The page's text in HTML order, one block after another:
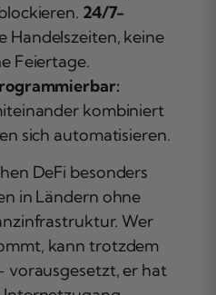
24/7-
Handelszeiten, keine
Feiertage.
kombiniert
sich automatisieren.
DeFi besonders
in Ländern ohne
Wer
kann trotzdem
vorausgesetzt, er hat